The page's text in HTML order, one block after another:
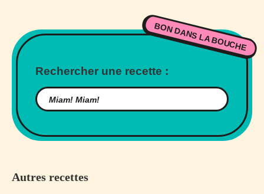
BON DANS LA BOUCHE
Rechercher une recette :
Autres recettes